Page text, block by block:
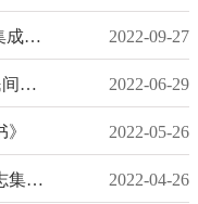
院图藏书介绍之十八---- 《希腊铭文集成》及补编 2022-09-27
院图藏书介绍之十七----《清代山西民间契约文书选编》 2022-06-29
2022-05-26
院图藏书介绍之十五--《四川历代方志集成》 2022-04-26